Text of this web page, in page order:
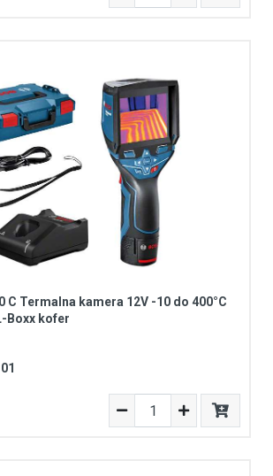
C Termalna kamera 12V -10 do 400°C
Boxx kofer